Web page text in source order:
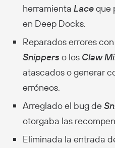
herramienta Laceque
en Deep Docks.
Reparados errores
Snipperso los Claw
atascados o generar
erróneos.
Arreglado el bug de
otorgaba las
Eliminada la entrada